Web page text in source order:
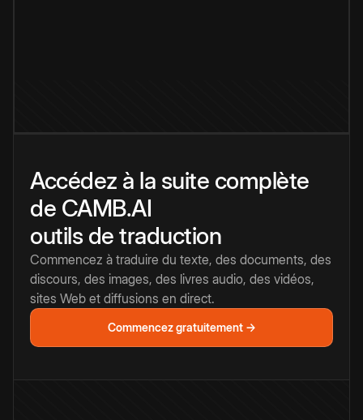
Accédez à la suite complète
de CAMB.AI
outils de traduction
Commencez à traduire du texte, des documents, des
discours, des images, des livres audio, des vidéos,
sites Web et diffusions en direct.
Commencez gratuitement →